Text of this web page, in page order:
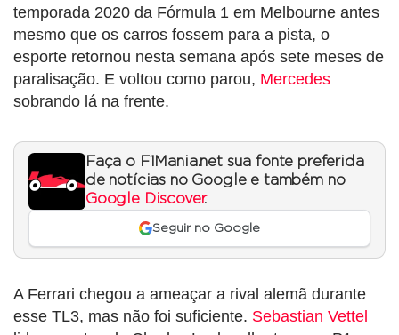
temporada 2020 da Fórmula 1 em Melbourne antes
mesmo que os carros fossem para a pista, o
esporte retornou nesta semana após sete meses de
paralisação. E voltou como parou, Mercedes
sobrando lá na frente.
Faça o F1Mania.net sua fonte preferida
de notícias no Google e também no
Google Discover.
Seguir no Google
A Ferrari chegou a ameaçar a rival alemã durante
esse TL3, mas não foi suficiente. Sebastian Vettel